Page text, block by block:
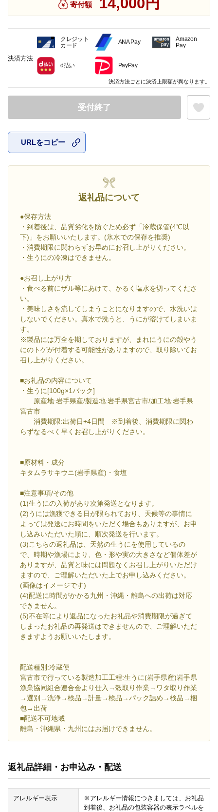
寄付額
受付終了
URLをコピー
返礼品について
●保存方法
・到着後は、品質劣化を防ぐため必ず「冷蔵保管(4℃以
下)」をお願いいたします。(氷水での保存を推奨)
・消費期限に関わらずお早めにお召し上がりください。
・生うにの冷凍はできません。
●お召し上がり方
・食べる前にザル等にあけて、かるく塩水を切ってくださ
い。
・美味しさを流してしまうことになりますので、水洗いは
しないでください。真水で洗うと、うにが溶けてしまいま
す。
※製品には万全を期しておりますが、まれにうにの殻やう
にのトゲが付着する可能性がありますので、取り除いてお
召し上がりください。
■お礼品の内容について
・生うに[100g×1パック]
原産地:岩手県産/製造地:岩手県宮古市/加工地:岩手県
宮古市
消費期限:出荷日+4日間 ※到着後、消費期限に関わ
らずなるべく早くお召し上がりください。
■原材料・成分
キタムラサキウニ(岩手県産)・食塩
■注意事項/その他
(1)生うにの入荷があり次第発送となります。
(2)うには漁獲できる日が限られており、天候等の事情に
よっては発送にお時間をいただく場合もありますが、お申
し込みいただいた順に、順次発送を行います。
(3)こちらの返礼品は、天然の生うにを使用しているの
で、時期や漁場により、色・形や実の大きさなど個体差が
ありますが、品質と味には問題なくお召し上がりいただけ
ますので、ご理解いただいた上でお申し込みください。
(画像はイメージです)
(4)配送に時間がかかる九州・沖縄・離島への出荷は対応
できません。
(5)不在等により返品になったお礼品や消費期限が過ぎて
しまったお礼品の再発送はできませんので、ご理解いただ
きますようお願いいたします。
配送種別:冷蔵便
宮古市で行っている製造加工工程:生うに(岩手県産)岩手県
漁業協同組合連合会より仕入→殻取り作業→ワタ取り作業
→選別→洗浄→検品→計量→検品→パック詰め→検品→梱
包→出荷
■配送不可地域
離島・沖縄県・九州にはお届けできません。
返礼品詳細・お申込み・配送
アレルギー表示
※アレルギー情報につきましては、お礼品
到着後、お礼品の包装容器の表示ラベルを
決済方法
クレジット
カード
ANA Pay
Amazon
Pay
d払い PayPay
決済方法ごとに決済上限額が異なります。